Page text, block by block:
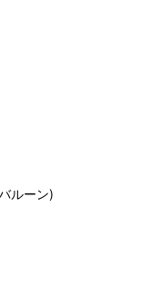
ルーン)